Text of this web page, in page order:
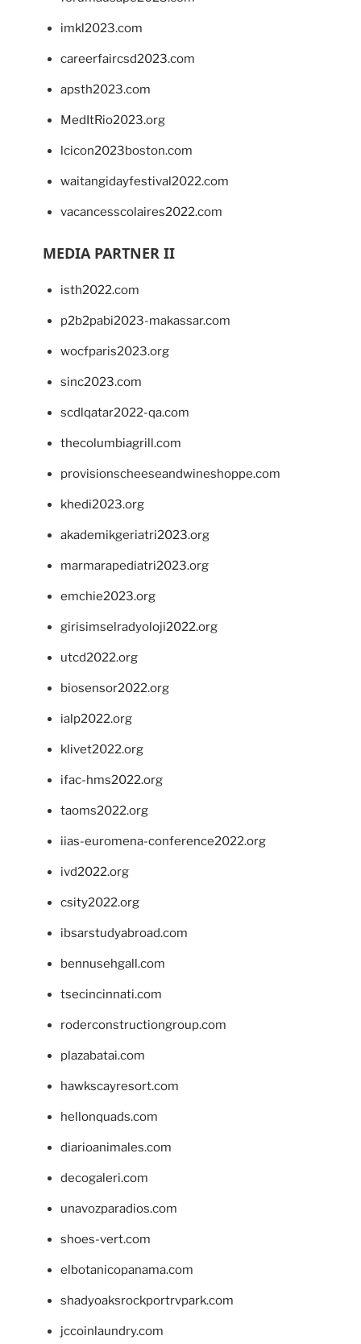
imkl2023.com
careerfaircsd2023.com
apsth2023.com
MedItRio2023.org
lcicon2023boston.com
waitangidayfestival2022.com
vacancesscolaires2022.com
MEDIA PARTNER II
isth2022.com
p2b2pabi2023-makassar.com
wocfparis2023.org
sinc2023.com
scdlqatar2022-qa.com
thecolumbiagrill.com
provisionscheeseandwineshoppe.com
khedi2023.org
akademikgeriatri2023.org
marmarapediatri2023.org
emchie2023.org
girisimselradyoloji2022.org
utcd2022.org
biosensor2022.org
ialp2022.org
klivet2022.org
ifac-hms2022.org
taoms2022.org
iias-euromena-conference2022.org
ivd2022.org
csity2022.org
ibsarstudyabroad.com
bennusehgall.com
tsecincinnati.com
roderconstructiongroup.com
plazabatai.com
hawkscayresort.com
hellonquads.com
diarioanimales.com
decogaleri.com
unavozparadios.com
shoes-vert.com
elbotanicopanama.com
shadyoaksrockportrvpark.com
jccoinlaundry.com